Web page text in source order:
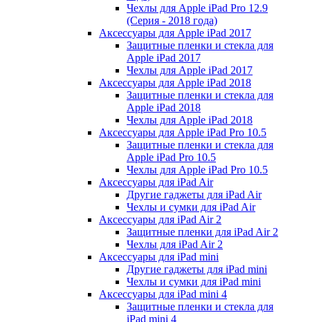
Чехлы для Apple iPad Pro 12.9
(Серия - 2018 года)
Аксессуары для Apple iPad 2017
Защитные пленки и стекла для
Apple iPad 2017
Чехлы для Apple iPad 2017
Аксессуары для Apple iPad 2018
Защитные пленки и стекла для
Apple iPad 2018
Чехлы для Apple iPad 2018
Аксессуары для Apple iPad Pro 10.5
Защитные пленки и стекла для
Apple iPad Pro 10.5
Чехлы для Apple iPad Pro 10.5
Аксессуары для iPad Air
Другие гаджеты для iPad Air
Чехлы и сумки для iPad Air
Аксессуары для iPad Air 2
Защитные пленки для iPad Air 2
Чехлы для iPad Air 2
Аксессуары для iPad mini
Другие гаджеты для iPad mini
Чехлы и сумки для iPad mini
Аксессуары для iPad mini 4
Защитные пленки и стекла для
iPad mini 4